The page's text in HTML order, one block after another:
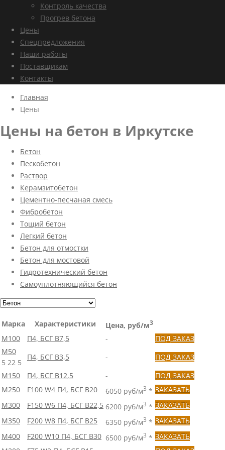
Контроль качества
Прогрев бетона
Цены
Спецпредложения
Наши работы
Поставщикам
Контакты
Главная
Цены
Цены на бетон в Иркутске
Бетон
Пескобетон
Раствор
Керамзитобетон
Цементно-песчаная смесь
Фибробетон
Тощий бетон
Легкий бетон
Бетон для отмостки
Бетон для мостовой
Гидротехнический бетон
Самоуплотняющийся бетон
Марка Характеристики Цена, руб/м3
М100 П4, БСГ В7,5 -
ПОД ЗАКАЗ
М50
5 22 5
П4, БСГ В3,5 -
ПОД ЗАКАЗ
М150
П4, БСГ В12,5 -
ПОД ЗАКАЗ
М250
F100 W4 П4, БСГ В20 6050 руб/м3 * ЗАКАЗАТЬ
М300
F150 W6 П4, БСГ В22,5 6200 руб/м3 * ЗАКАЗАТЬ
М350
F200 W8 П4, БСГ В25 6350 руб/м3 * ЗАКАЗАТЬ
М400
F200 W10 П4, БСГ В30 6500 руб/м3 * ЗАКАЗАТЬ